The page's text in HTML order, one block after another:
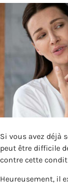
Si vous avez déjà
peut être difficile
contre cette
Heureusement, il